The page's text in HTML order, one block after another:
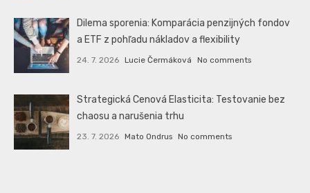
Dilema sporenia: Komparácia penzijných fondov
a ETF z pohľadu nákladov a flexibility
24. 7. 2026 Lucie Čermáková No comments
Strategická Cenová Elasticita: Testovanie bez
chaosu a narušenia trhu
23. 7. 2026 Mato Ondrus No comments